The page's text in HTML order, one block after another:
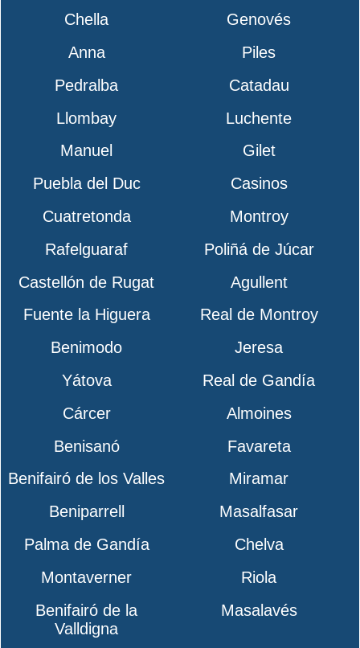
Chella
Genovés
Anna
Piles
Pedralba
Catadau
Llombay
Luchente
Manuel
Gilet
Puebla del Duc
Casinos
Cuatretonda
Montroy
Rafelguaraf
Poliñá de Júcar
Castellón de Rugat
Agullent
Fuente la Higuera
Real de Montroy
Benimodo
Jeresa
Yátova
Real de Gandía
Cárcer
Almoines
Benisanó
Favareta
Benifairó de los Valles
Miramar
Beniparrell
Masalfasar
Palma de Gandía
Chelva
Montaverner
Riola
Benifairó de la
Valldigna
Masalavés